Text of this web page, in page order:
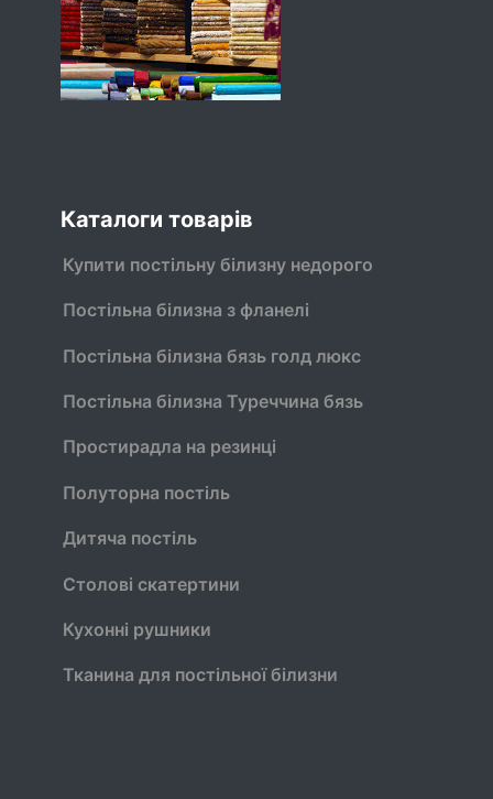
Каталоги товарів
Купити постільну білизну недорого
Постільна білизна з фланелі
Постільна білизна бязь голд люкс
Постільна білизна Туреччина бязь
Простирадла на резинці
Полуторна постіль
Дитяча постіль
Столові скатертини
Кухонні рушники
Тканина для постільної білизни